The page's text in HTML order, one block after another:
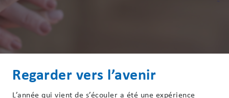
Regarder vers l’avenir
L’année qui vient de s’écouler a été une expérience